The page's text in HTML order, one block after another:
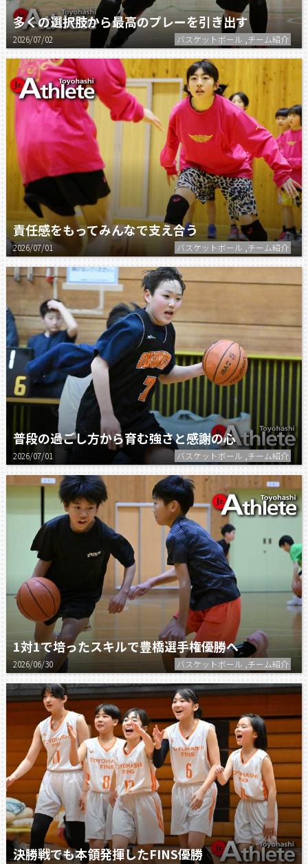
多くの選択肢から最高のプレーを引き出す
2026/07/02 バスケットボール ,チーム紹介
責任感をもってみんなで支え合う
2026/07/01 バスケットボール ,チーム紹介
普段の過ごし方から育む強さと感謝の心
2026/07/01 バスケットボール ,チーム紹介
1対1で培ったスキルで豊橋選手権優勝へ
2026/06/30 バスケットボール ,チーム紹介
決勝戦でも本領発揮したFINS優勝